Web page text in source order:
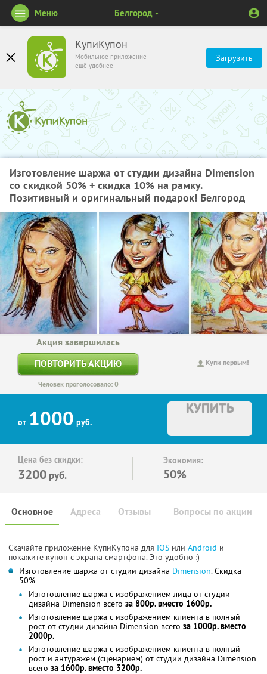
КупиКупон
Мобильное приложение
ещё удобнее
Загрузить
Меню Белгород
Изготовление шаржа от студии дизайна Dimension
со скидкой 50% + скидка 10% на рамку.
Позитивный и оригинальный подарок! Белгород
Купи первым!
Акция завершилась
ПОВТОРИТЬ АКЦИЮ
Человек проголосовало: 0
от 1000 руб.
КУПИТЬ
Цена без скидки:
3200 руб.
Экономия:
50%
Основное Отзывы Вопросы по акции
Адреса
Скачайте приложение КупиКупона для IOS или Android и
покажите купон с экрана смартфона. Это удобно :)
Изготовление шаржа от студии дизайна Dimension. Скидка
50%
Изготовление шаржа с изображением лица от студии
дизайна Dimension всего за 800р. вместо 1600р.
Изготовление шаржа с изображением клиента в полный
рост от студии дизайна Dimension всего за 1000р. вместо
2000р.
Изготовление шаржа с изображением клиента в полный
рост и антуражем (сценарием) от студии дизайна Dimension
всего за 1600р. вместо 3200р.